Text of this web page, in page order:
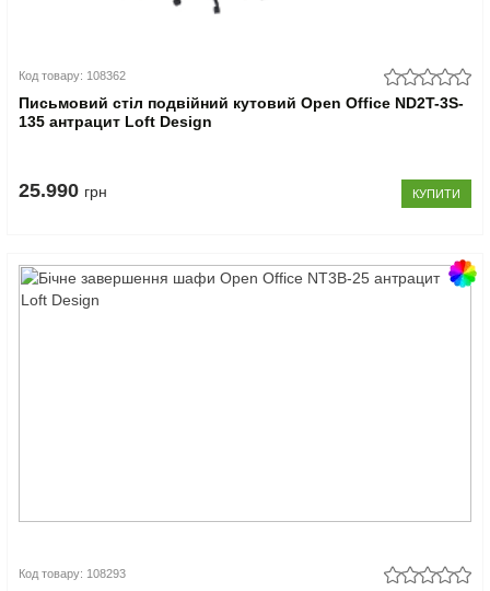
Код товару: 108362
Письмовий стіл подвійний кутовий Open Office ND2T-3S-
135 антрацит Loft Design
25.990 грн КУПИТИ
Код товару: 108293